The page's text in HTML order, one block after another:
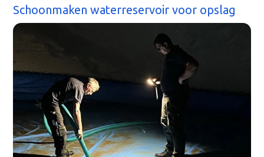
Schoonmaken waterreservoir voor opslag